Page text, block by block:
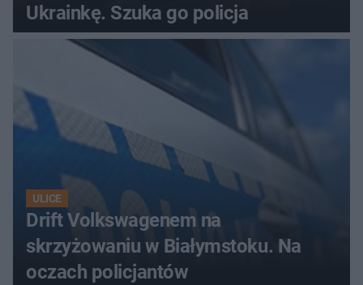
Ukrainkę. Szuka go policja
ULICE
Drift Volkswagenem na
skrzyżowaniu w Białymstoku. Na
oczach policjantów